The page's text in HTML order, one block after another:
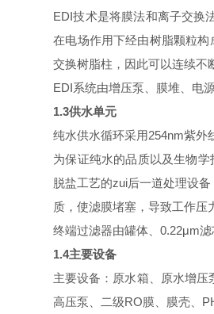
EDI技术是将膜法和离子交换
在电场作用下经由树脂颗粒
交换树脂柱，因此可以连续不
EDI系统由增压泵、膜堆、电
1.3供水单元
纯水供水循环采用254nm紫外
为保证纯水的品质以及生物
脱盐工艺的zui后一道处理设
质，使滤膜堵塞，导致工作压
终端过滤器由罐体、0.22μm滤
1.4主要设备
主要设备：原水箱、原水增
高压泵、二级RO膜、膜壳、